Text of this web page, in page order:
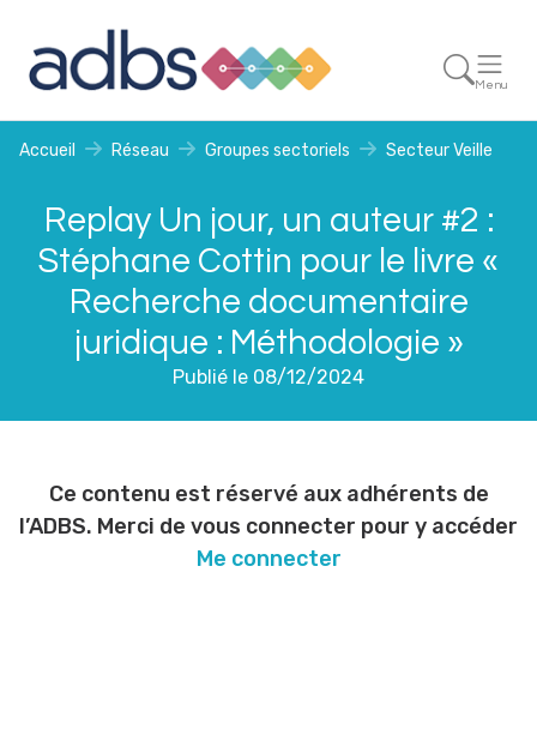
Menu
Accueil Réseau Groupes sectoriels Secteur Veille
Replay Un jour, un auteur #2 :
Stéphane Cottin pour le livre «
Recherche documentaire
juridique : Méthodologie »
Publié le 08/12/2024
Ce contenu est réservé aux adhérents de
l’ADBS. Merci de vous connecter pour y accéder
Me connecter